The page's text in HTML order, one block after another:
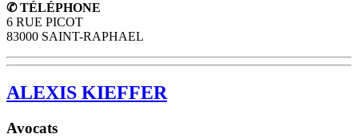
✆ TÉLÉPHONE
6 RUE PICOT
83000 SAINT-RAPHAEL
ALEXIS KIEFFER
Avocats